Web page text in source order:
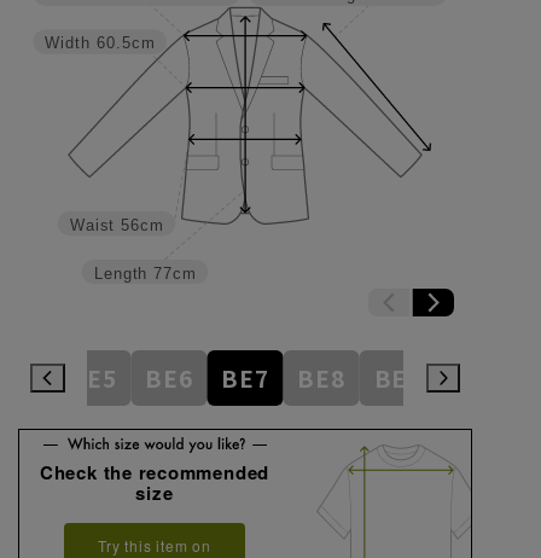
Length 77cm
Waist 56cm
Width 60.5cm
BE5 BE6 BE7 BE8 BE9 BE10
Check the recommended
size
Try this item on